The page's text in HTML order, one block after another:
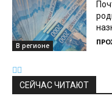
В регионе
СЕЙЧАС ЧИТАЮТ